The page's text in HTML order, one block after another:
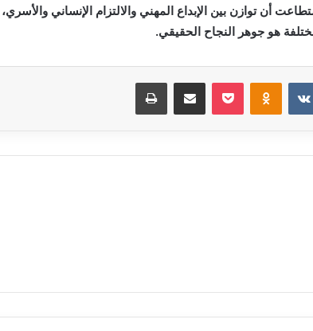
أن توازن بين الإبداع المهني والالتزام الإنساني والأسري،
هو جوهر النجاح الحقيقي.
‏VKontakte
Odnoklassniki بوكيت مشاركة عبر البريد طباعة